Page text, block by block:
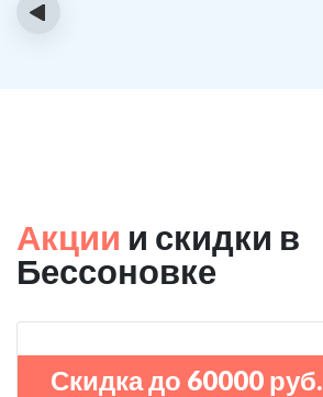
‹
Акции и скидки в
Бессоновке
Скидка до 60000 руб.